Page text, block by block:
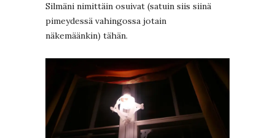
Silmäni nimittäin osuivat (satuin siis siinä
pimeydessä vahingossa jotain
näkemäänkin) tähän.